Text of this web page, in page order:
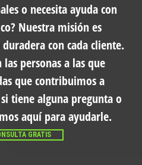
o necesita ayuda con
Nuestra misión es
con cada cliente.
personas a las que
que contribuimos a
tiene alguna pregunta o
aquí para ayudarle.
GRATIS